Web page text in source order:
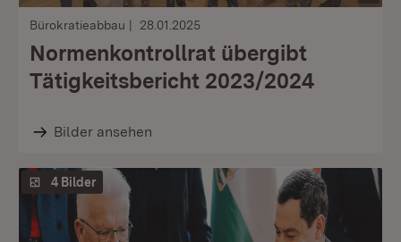
Bürokratieabbau 28.01.2025
Normenkontrollrat übergibt
Tätigkeitsbericht 2023/2024
Bilder ansehen
4 Bilder